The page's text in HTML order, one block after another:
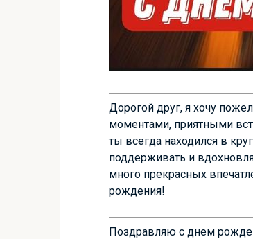
Дорогой друг, я хочу
моментами, приятными
ты всегда находился в
поддерживать и
много прекрасных
рождения!
Поздравляю с днем